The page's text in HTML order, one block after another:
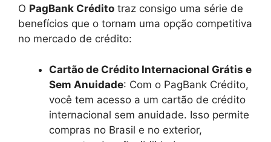
O PagBank Crédito traz consigo uma série de
benefícios que o tornam uma opção competitiva
no mercado de crédito:
Cartão de Crédito Internacional Grátis e
Sem Anuidade: Com o PagBank Crédito,
você tem acesso a um cartão de crédito
internacional sem anuidade. Isso permite
compras no Brasil e no exterior,